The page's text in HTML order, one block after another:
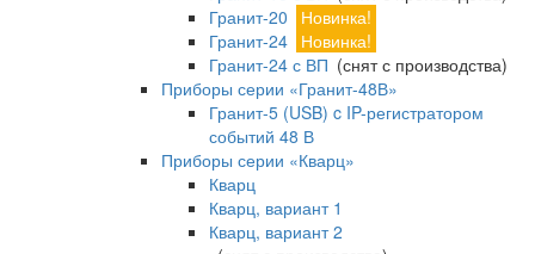
Гранит-20
Новинка!
Гранит-24 Новинка!
Гранит-24 с ВП (снят с производства)
Приборы серии «Гранит-48В»
Гранит-5 (USB) c IP-регистратором
событий 48 В
Приборы серии «Кварц»
Кварц
Кварц, вариант 1
Кварц, вариант 2